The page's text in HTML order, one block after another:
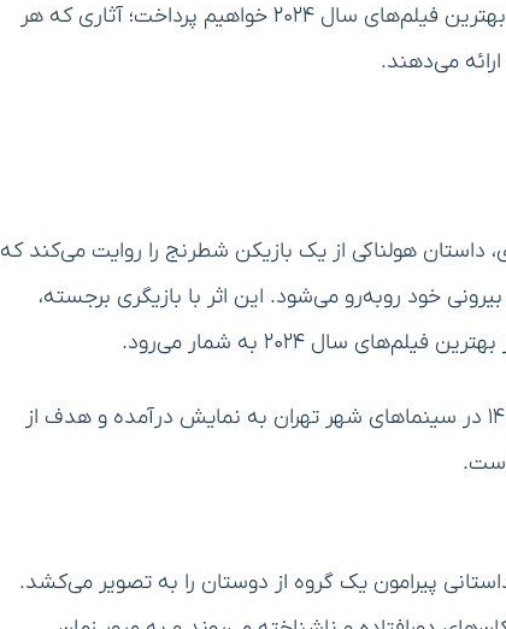
داستان‌ها و شخصیت‌ها می‌برند. در این متن به بررسی بهترین فیلم‌های سال ۲۰۲۴ خواهیم پرداخت؛ آثاری که هر
می‌دهند.
داستان هولناکی از یک بازیکن شطرنج را روایت می‌کند که
خود روبه‌رو می‌شود. این اثر با بازیگری برجسته،
سال ۲۰۲۴ به شمار می‌رود.
این فیلم از تاریخ ۱۵ فروردین ۱۴۰۳ در سینماهای شهر تهران به نمایش درآمده و هدف از
داستانی پیرامون یک گروه از دوستان را به تصویر می‌کشد.